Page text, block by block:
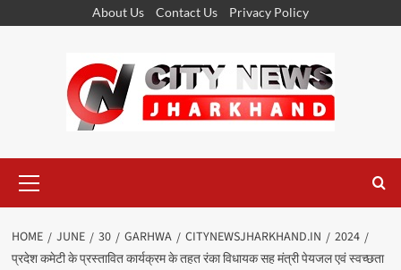
About Us Contact Us Privacy Policy
Menu
HOME JUNE 30 GARHWA CITYNEWSJHARKHAND.IN
2024
प्रदेश कमेटी के प्रस्तावित कार्यक्रम के तहत रंका विधायक सह मंत्री पेयजल एवं स्वच्छता